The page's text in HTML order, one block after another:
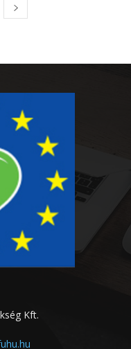
Kft.